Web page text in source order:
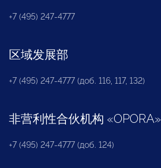
+7 (495) 247-4777
区域发展部
+7 (495) 247-4777 (доб. 116, 117, 132)
非营利性合伙机构 «OPORA»
+7 (495) 247-4777 (доб. 124)